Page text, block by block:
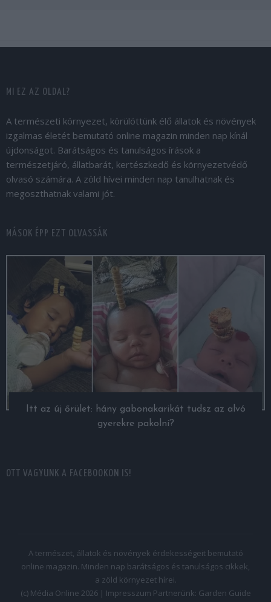
MI EZ AZ OLDAL?
A természeti környezet, körülöttünk élő állatok és növények
izgalmas életét bemutató online magazin minden nap kínál
újdonságot. Barátságos és tanulságos írások a
természetjáró, állatbarát, kertészkedő és környezetvédő
olvasó számára. A zöld hívei minden nap tanulhatnak és
megoszthatnak valami jót.
MÁSOK ÉPP EZT OLVASSÁK
Itt az új őrület: hány gabonakarikát tudsz az alvó
gyerekre pakolni?
OTT VAGYUNK A FACEBOOKON IS!
A természet, állatok és növények érdekességeit bemutató
online magazin. Minden nap barátságos és tanulságos cikkek,
a zöld környezet hírei.
(c) Média Online 2026 | Impresszum Partnerünk: Garden Guide